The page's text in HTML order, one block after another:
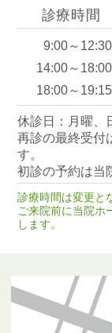
休診日：月曜、
再診の最終受付
す。
初診の予約は当
診療時間
9:00～12:30
14:00～18:00
18:00～19:15
診療時間は変更と
ご来院前に当院ホ
します。